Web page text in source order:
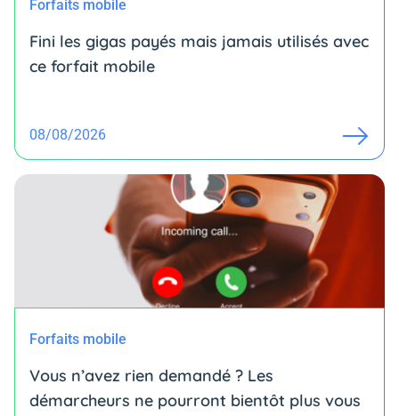
Forfaits mobile
Fini les gigas payés mais jamais utilisés avec
ce forfait mobile
08/08/2026
Forfaits mobile
Vous n’avez rien demandé ? Les
démarcheurs ne pourront bientôt plus vous